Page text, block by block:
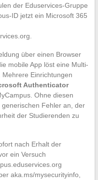
der Eduservices-Gruppe
ID jetzt ein Microsoft 365
über einen Browser
mobile App löst eine Multi-
Einrichtungen
Authenticator
Ohne diesen
Fehler an, der
der Studierenden zu
nach Erhalt der
ein Versuch
aka.ms/mysecurityinfo,